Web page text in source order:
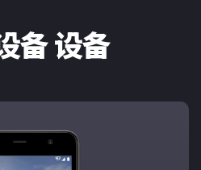
备 设备